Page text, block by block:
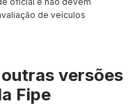
de veículos
versões
Fipe